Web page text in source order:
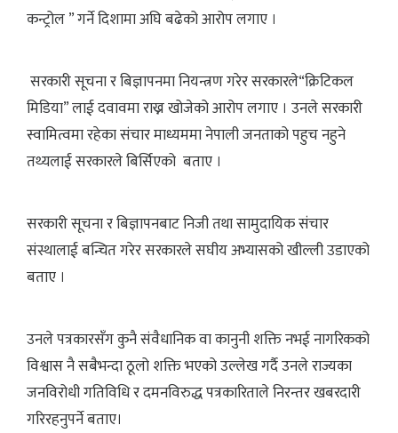
कन्ट्रोल ” गर्ने दिशामा अघि बढेको आरोप लगाए ।
सरकारी सूचना र बिज्ञापनमा नियन्त्रण गरेर सरकारले“क्रिटिकल
मिडिया” लाई दवावमा राख्न खोजेको आरोप लगाए । उनले सरकारी
स्वामित्वमा रहेका संचार माध्यममा नेपाली जनताको पहुच नहुने
तथ्यलाई सरकारले बिर्सिएको बताए ।
सरकारी सूचना र बिज्ञापनबाट निजी तथा सामुदायिक संचार
संस्थालाई बन्चित गरेर सरकारले सघीय अभ्यासको खील्ली उडाएको
बताए ।
उनले पत्रकारसँग कुनै संवैधानिक वा कानुनी शक्ति नभई नागरिकको
विश्वास नै सबैभन्दा ठूलो शक्ति भएको उल्लेख गर्दै उनले राज्यका
जनविरोधी गतिविधि र दमनविरुद्ध पत्रकारिताले निरन्तर खबरदारी
गरिरहनुपर्ने बताए।